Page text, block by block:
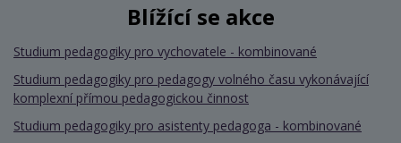
Blížící se akce
Studium pedagogiky pro vychovatele - kombinované
Studium pedagogiky pro pedagogy volného času vykonávající
komplexní přímou pedagogickou činnost
Studium pedagogiky pro asistenty pedagoga - kombinované